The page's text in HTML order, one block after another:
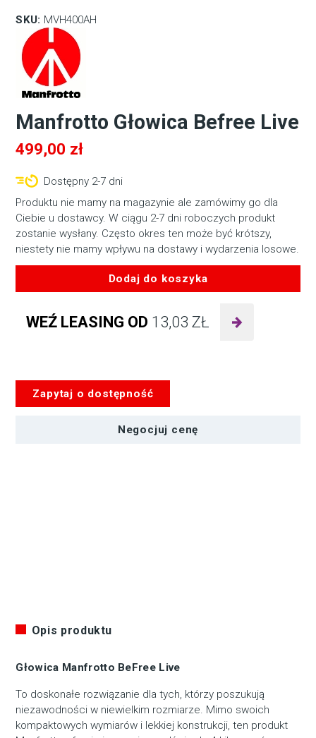
SKU: MVH400AH
Manfrotto Głowica Befree Live
499,00 zł
Dostępny 2-7 dni
Produktu nie mamy na magazynie ale zamówimy go dla
Ciebie u dostawcy. W ciągu 2-7 dni roboczych produkt
zostanie wysłany. Często okres ten może być krótszy,
niestety nie mamy wpływu na dostawy i wydarzenia losowe.
Dodaj do koszyka
Manfrotto
Głowica
WEŹ LEASING OD 13,03ZŁ
Zapytaj o dostępność
Negocjuj cenę
Opis produktu
Głowica Manfrotto BeFree Live
To doskonałe rozwiązanie dla tych, którzy poszukują
niezawodności w niewielkim rozmiarze. Mimo swoich
kompaktowych wymiarów i lekkiej konstrukcji, ten produkt